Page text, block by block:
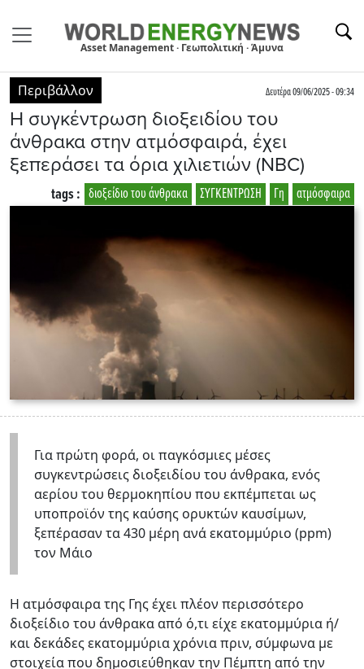
Asset Management · Γεωπολιτική · Άμυνα
Περιβάλλον Δευτέρα 09/06/2025 - 09:34
Η συγκέντρωση διοξειδίου του
άνθρακα στην ατμόσφαιρά, έχει
ξεπεράσει τα όρια χιλιετιών (NBC)
ατμόσφαιρα
Γη
ΣΥΓΚΕΝΤΡΩΣΗ
διοξείδιο του άνθρακα
tags :
Για πρώτη φορά, οι παγκόσμιες μέσες
συγκεντρώσεις διοξειδίου του άνθρακα, ενός
αερίου του θερμοκηπίου που εκπέμπεται ως
υποπροϊόν της καύσης ορυκτών καυσίμων,
ξεπέρασαν τα 430 μέρη ανά εκατομμύριο (ppm)
τον Μάιο
Η ατμόσφαιρα της Γης έχει πλέον περισσότερο
διοξείδιο του άνθρακα από ό,τι είχε εκατομμύρια ή/
και δεκάδες εκατομμύρια χρόνια πριν, σύμφωνα με
στοιχεία που δημοσιεύθηκαν την Πέμπτη από την